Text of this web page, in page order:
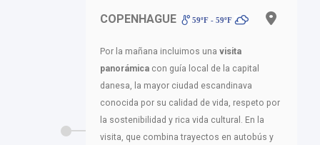
COPENHAGUE 59ºF - 59ºF
Por la mañana incluimos una visita
panorámica con guía local de la capital
danesa, la mayor ciudad escandinava
conocida por su calidad de vida, respeto por
la sostenibilidad y rica vida cultural. En la
visita, que combina trayectos en autobús y